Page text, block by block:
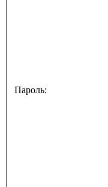
Пароль: